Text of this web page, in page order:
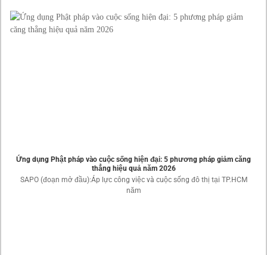
Ứng dụng Phật pháp vào cuộc sống hiện đại: 5 phương pháp giảm căng
thẳng hiệu quả năm 2026
SAPO (đoạn mở đầu):Áp lực công việc và cuộc sống đô thị tại TP.HCM
năm